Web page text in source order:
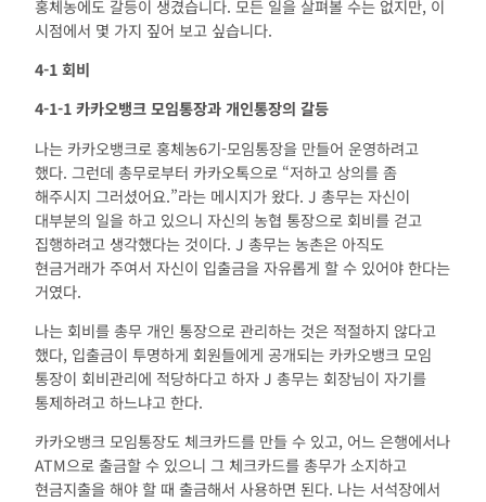
홍체농에도 갈등이 생겼습니다. 모든 일을 살펴볼 수는 없지만, 이
시점에서 몇 가지 짚어 보고 싶습니다.
4-1회비
4-1-1카카오뱅크 모임통장과 개인통장의 갈등
나는 카카오뱅크로 홍체농6기-모임통장을 만들어 운영하려고
했다. 그런데 총무로부터 카카오톡으로 “저하고 상의를 좀
해주시지 그러셨어요.”라는 메시지가 왔다. J 총무는 자신이
대부분의 일을 하고 있으니 자신의 농협 통장으로 회비를 걷고
집행하려고 생각했다는 것이다. J 총무는 농촌은 아직도
현금거래가 주여서 자신이 입출금을 자유롭게 할 수 있어야 한다는
거였다.
나는 회비를 총무 개인 통장으로 관리하는 것은 적절하지 않다고
했다, 입출금이 투명하게 회원들에게 공개되는 카카오뱅크 모임
통장이 회비관리에 적당하다고 하자 J 총무는 회장님이 자기를
통제하려고 하느냐고 한다.
카카오뱅크 모임통장도 체크카드를 만들 수 있고, 어느 은행에서나
ATM으로 출금할 수 있으니 그 체크카드를 총무가 소지하고
현금지출을 해야 할 때 출금해서 사용하면 된다. 나는 서석장에서